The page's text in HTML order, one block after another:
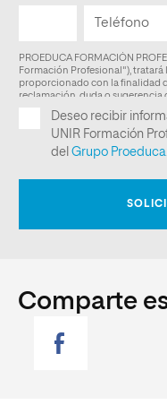
Comparte